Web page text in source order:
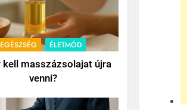
EGÉSZSÉG ÉLETMÓD
kell masszázsolajat újra
venni?